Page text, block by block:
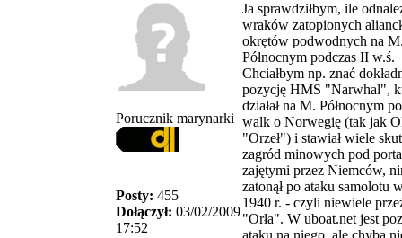
Porucznik marynarki
Posty: 455
Dołączył: 03/02/2009
17:52
Ja sprawdziłbym, ile
wraków zatopionych
okrętów podwodnych na
Północnym podczas II w.ś.
Chciałbym np. znać
pozycję HMS "Narwhal",
działał na M. Północnym
walk o Norwegię (tak jak
"Orzeł") i stawiał wiele
zagród minowych pod
zajętymi przez Niemców,
zatonął po ataku samolotu
1940 r. - czyli niewiele
"Orła". W uboat.net jest
ataku na niego, ale chyba